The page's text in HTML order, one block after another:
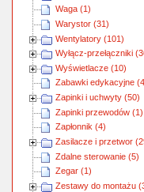
Waga (1)
Warystor (31)
Wentylatory (101)
Wyłącz-przełączniki
Wyświetlacze (10)
Zabawki edykacyjne
Zapinki i uchwyty (50)
Zapinki przewodów (1)
Zapłonnik (4)
Zasilacze i przetwor
Zdalne sterowanie (5)
Zegar (1)
Zestawy do montażu